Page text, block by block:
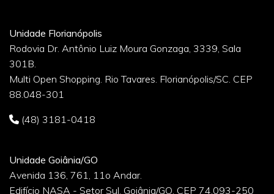
Unidade Florianópolis
Rodovia Dr. Antônio Luiz Moura Gonzaga, 3339, Sala
301B.
Multi Open Shopping. Rio Tavares. Florianópolis/SC. CEP
88.048-301
(48) 3181-0418
Unidade Goiânia/GO
Avenida 136, 761, 11o Andar.
Edifício NASA - Setor Sul. Goiânia/GO. CEP 74.093-250